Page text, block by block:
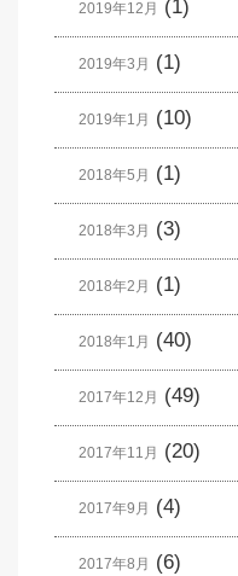
2019年12月 (1)
2019年3月 (1)
2019年1月 (10)
2018年5月 (1)
2018年3月 (3)
2018年2月 (1)
2018年1月 (40)
2017年12月 (49)
2017年11月 (20)
2017年9月 (4)
2017年8月 (6)